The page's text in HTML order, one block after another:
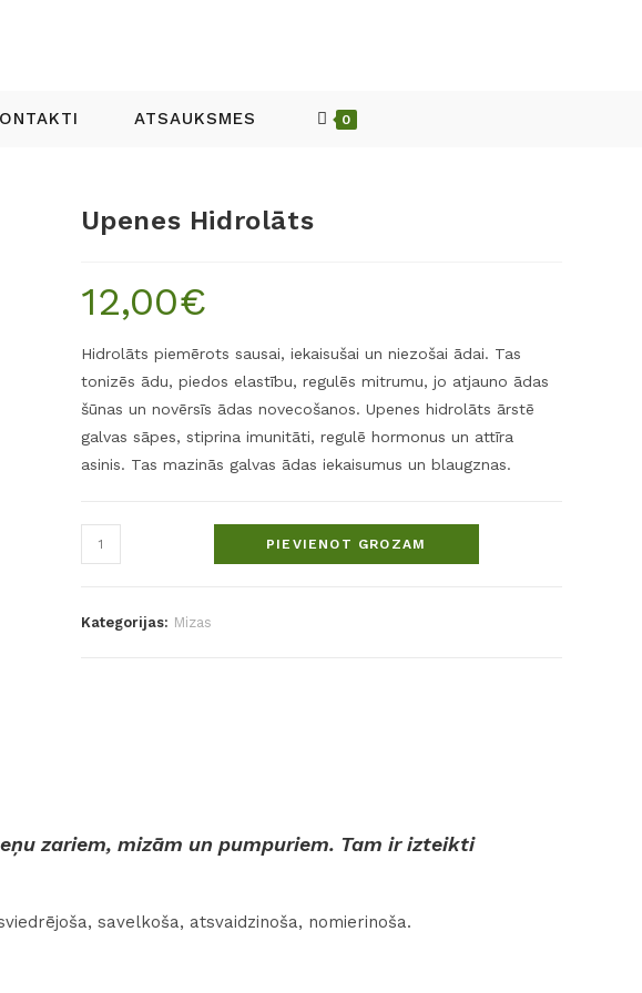
ATSAUKSMES 0
Upenes Hidrolāts
12,00€
Hidrolāts piemērots sausai, iekaisušai un niezošai ādai. Tas
tonizēs ādu, piedos elastību, regulēs mitrumu, jo atjauno ādas
šūnas un novērsīs ādas novecošanos. Upenes hidrolāts ārstē
galvas sāpes, stiprina imunitāti, regulē hormonus un attīra
asinis. Tas mazinās galvas ādas iekaisumus un blaugznas.
PIEVIENOT GROZAM
Kategorijas: Mizas
zariem, mizām un pumpuriem. Tam ir izteikti
savelkoša, atsvaidzinoša, nomierinoša.